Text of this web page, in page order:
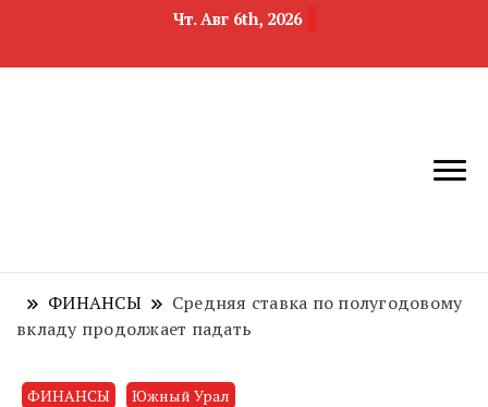
Чт. Авг 6th, 2026
область
ФИНАНСЫ
Средняя ставка по полугодовому
вкладу продолжает падать
ФИНАНСЫ Южный Урал